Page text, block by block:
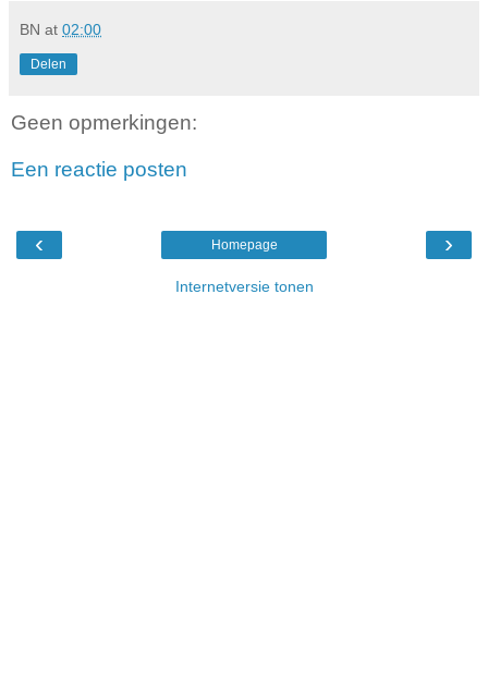
BN at 02:00
Delen
Geen opmerkingen:
Een reactie posten
‹ ›
Homepage
Internetversie tonen